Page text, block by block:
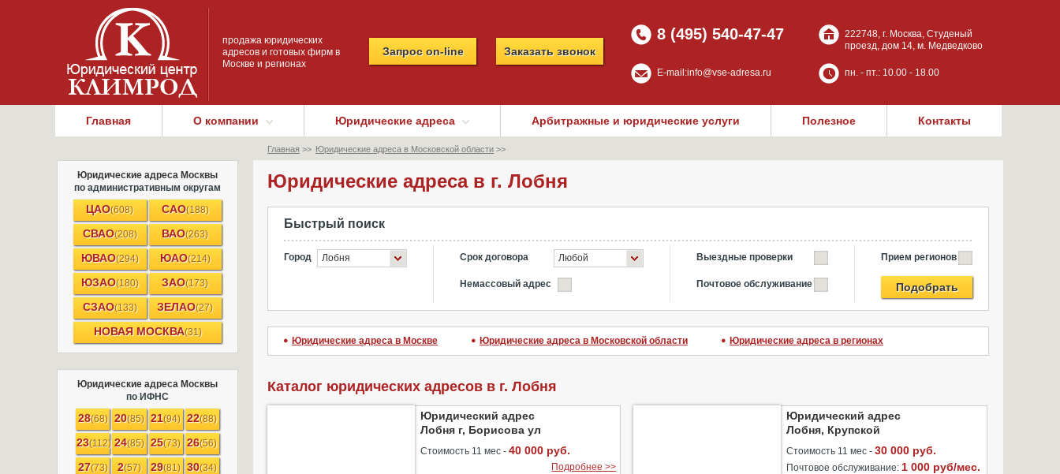
продажа юридических
адресов и готовых фирм в
Москве и регионах
Запрос on-line Заказать звонок
8 (495) 540-47-47
222748, г. Москва, Студеный
проезд, дом 14, м. Медведково
E-mail:info@vse-adresa.ru пн. - пт.: 10.00 - 18.00
Главная О компании Юридические адреса Арбитражные и юридические услуги Полезное Контакты
Юридические адреса Москвы
по административным округам
ЦАО(608) САО(188)
СВАО(208) ВАО(263)
ЮВАО(294) ЮАО(214)
ЮЗАО(180) ЗАО(173)
СЗАО(133) ЗЕЛАО(27)
НОВАЯ МОСКВА(31)
Юридические адреса Москвы
по ИФНС
28(68) 20(85) 21(94) 22(88)
23(112) 24(85) 25(73) 26(56)
27(73) 2(57) 29(81) 30(34)
Главная >> Юридические адреса в Московской области >>
Юридические адреса в г. Лобня
Быстрый поиск
Город Лобня Срок договора Любой Выездные проверки Прием регионов
Немассовый адрес Почтовое обслуживание Подобрать
Юридические адреса в Москве Юридические адреса в Московской области Юридические адреса в регионах
Каталог юридических адресов в г. Лобня
Юридический адрес
Лобня г, Борисова ул
Стоимость 11 мес - 40 000 руб.
Подробнее >>
Юридический адрес
Лобня, Крупской
Стоимость 11 мес -30 000 руб.
Почтовое обслуживание:1 000 руб/мес.